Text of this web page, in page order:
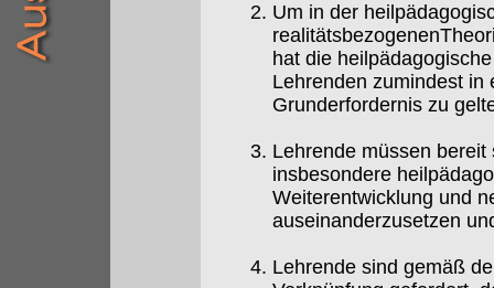
Um in der
hat die
Lehrenden zumindest in
Grunderfordernis zu
Lehrende müssen
insbesondere
Weiterentwicklung und
auseinanderzusetzen
Lehrende sind gemäß